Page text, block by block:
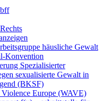
häusliche Gewalt
Konvention
Spezialisierter
sexualisierte Gewalt in
(BKSF)
Europe (WAVE)